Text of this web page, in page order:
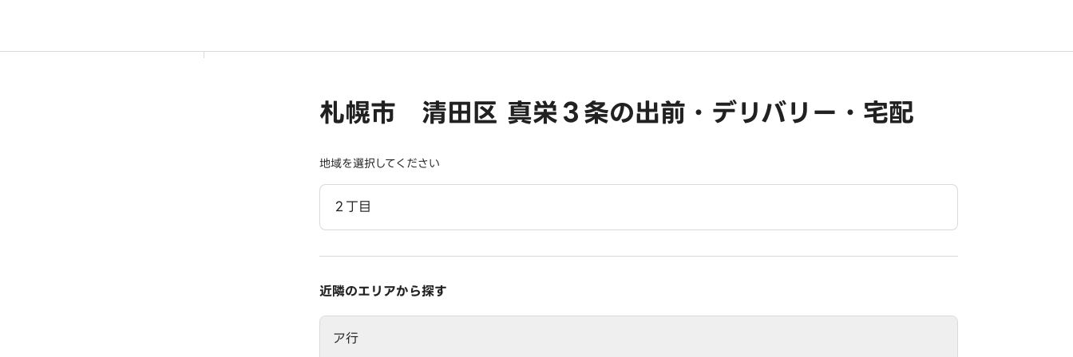
札幌市 清田区 真栄３条の出前・デリバリー・宅配
地域を選択してください
２丁目
近隣のエリアから探す
ア行